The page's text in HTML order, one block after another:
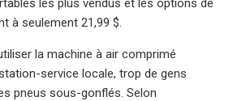
les plus vendus et les options de
à seulement 21,99 $.
la machine à air comprimé
service locale, trop de gens
pneus sous-gonflés. Selon